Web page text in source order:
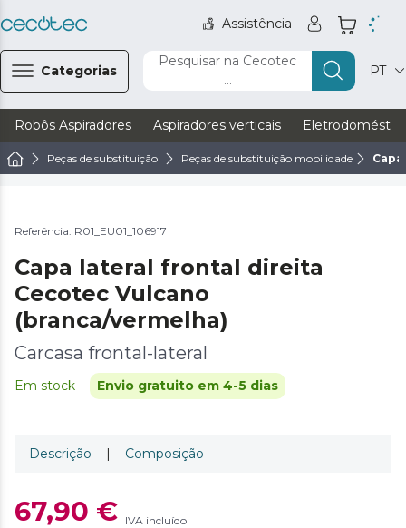
Assistência
Categorias
Pesquisar na Cecotec
...
PT
Robôs Aspiradores Aspiradores verticais
Peças de substituição Peças de substituição mobilidade
Referência: R01_EU01_106917
Capa lateral frontal direita
Cecotec Vulcano
(branca/vermelha)
Carcasa frontal-lateral
Em stock Envio gratuito em 4-5 dias
Descrição | Composição
67,90 € IVA incluído